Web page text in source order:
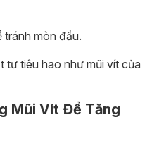
tránh mòn đầu.
tư tiêu hao như mũi vít của
Mũi Vít Để Tăng